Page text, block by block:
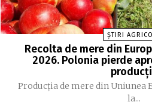
ȘTIRI
Recolta de mere din
2026. Polonia pierde
Producția de mere din Uniunea
la...